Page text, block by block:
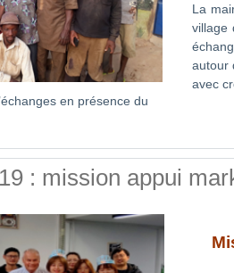
en présence du
La
village
autour
avec
: mission appui